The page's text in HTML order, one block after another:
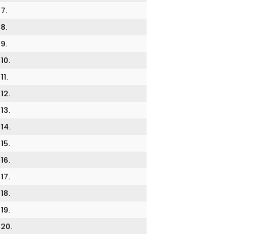
7.
8.
9.
10.
11.
12.
13.
14.
15.
16.
17.
18.
19.
20.